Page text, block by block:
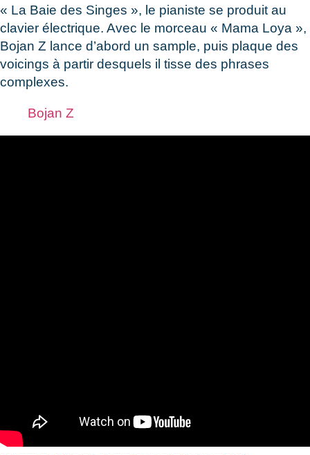
« La Baie des Singes », le pianiste se produit au
clavier électrique. Avec le morceau « Mama Loya »,
Bojan Z lance d’abord un sample, puis plaque des
voicings à partir desquels il tisse des phrases
complexes.
Bojan Z